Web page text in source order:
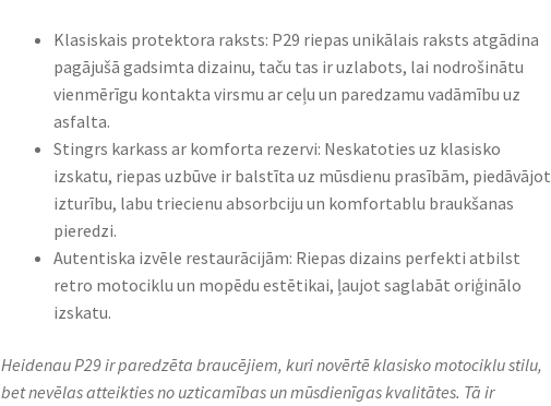
Klasiskais protektora raksts: P29 riepas unikālais raksts atgādina
pagājušā gadsimta dizainu, taču tas ir uzlabots, lai nodrošinātu
vienmērīgu kontakta virsmu ar ceļu un paredzamu vadāmību uz
asfalta.
Stingrs karkass ar komforta rezervi: Neskatoties uz klasisko
izskatu, riepas uzbūve ir balstīta uz mūsdienu prasībām, piedāvājot
izturību, labu triecienu absorbciju un komfortablu braukšanas
pieredzi.
Autentiska izvēle restaurācijām: Riepas dizains perfekti atbilst
retro motociklu un mopēdu estētikai, ļaujot saglabāt oriģinālo
izskatu.
Heidenau P29 ir paredzēta braucējiem, kuri novērtē klasisko motociklu stilu,
bet nevēlas atteikties no uzticamības un mūsdienīgas kvalitātes. Tā ir